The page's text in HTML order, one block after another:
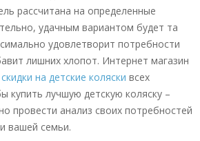
рассчитана на определенные
удачным вариантом будет та
удовлетворит потребности
лишних хлопот. Интернет магазин
скидки на детские коляски всех
купить лучшую детскую коляску –
провести анализ своих потребностей
вашей семьи.